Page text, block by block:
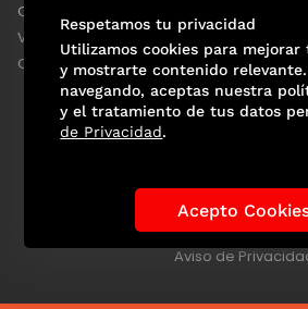
Clase
ViveUSA
Confabulario
Historia de los Mundiales Lo viral
Las Figuras Tendencias
Aviso de
Respetamos tu privacidad
Utilizamos cookies para
y mostrarte contenido
navegando, aceptas nuestra
y el tratamiento de tus datos
de Privacidad.
Acepto